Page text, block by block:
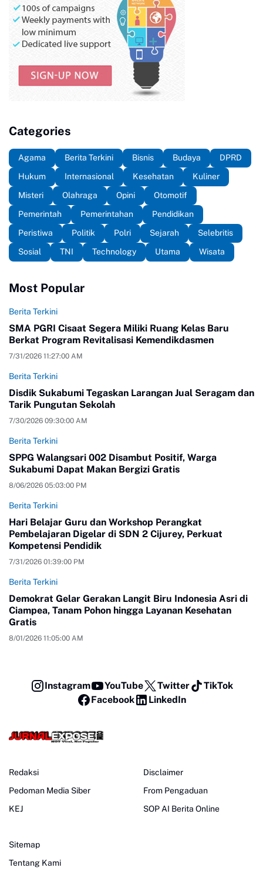
Categories
Agama Berita Terkini Bisnis Budaya
DPRD
Hukum
Internasional Kesehatan
Kuliner
Misteri
Olahraga Opini
Otomotif
Pemerintah
Pemerintahan
Pendidikan
Peristiwa
Politik Polri Sejarah
Selebritis
Sosial
TNI Technology Utama Wisata
Most Popular
Berita Terkini
SMA PGRI Cisaat Segera Miliki Ruang Kelas Baru
Berkat Program Revitalisasi Kemendikdasmen
7/31/2026 11:27:00 AM
Berita Terkini
Disdik Sukabumi Tegaskan Larangan Jual Seragam dan
Tarik Pungutan Sekolah
7/30/2026 09:30:00 AM
Berita Terkini
SPPG Walangsari 002 Disambut Positif, Warga
Sukabumi Dapat Makan Bergizi Gratis
8/06/2026 05:03:00 PM
Berita Terkini
Hari Belajar Guru dan Workshop Perangkat
Pembelajaran Digelar di SDN 2 Cijurey, Perkuat
Kompetensi Pendidik
7/31/2026 01:39:00 PM
Berita Terkini
Demokrat Gelar Gerakan Langit Biru Indonesia Asri di
Ciampea, Tanam Pohon hingga Layanan Kesehatan
Gratis
8/01/2026 11:05:00 AM
Instagram YouTube Twitter
TikTok
Facebook
LinkedIn
Redaksi
Pedoman Media Siber
KEJ
Disclaimer
From Pengaduan
SOP AI Berita Online
Sitemap
Tentang Kami